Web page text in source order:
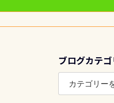
ブログカテゴ
ブ
グ